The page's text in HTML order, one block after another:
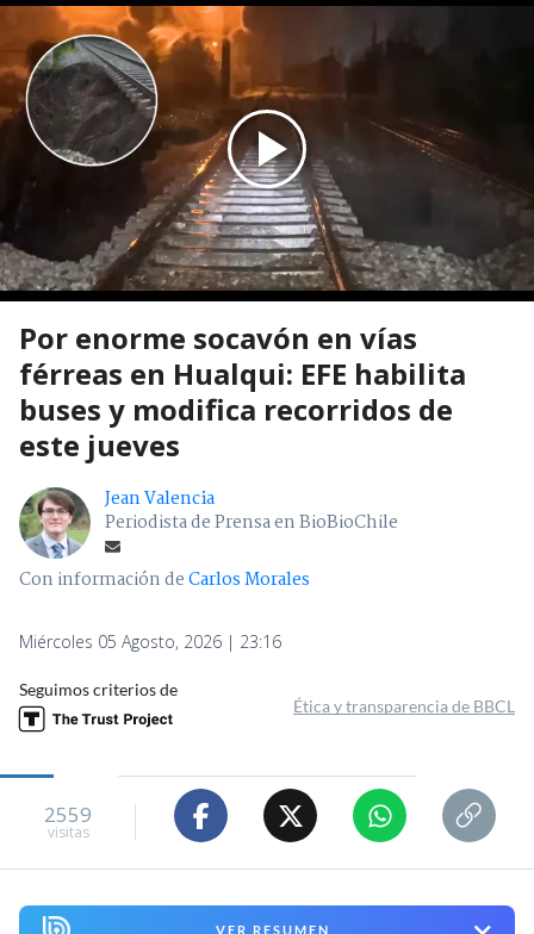
Por enorme socavón en vías
férreas en Hualqui: EFE habilita
buses y modifica recorridos de
este jueves
Jean Valencia
Periodista de Prensa en BioBioChile
Con información deCarlos Morales
Miércoles 05 Agosto, 2026 | 23:16
Seguimos criterios de
Ética y transparencia de BBCL
2559
visitas
VER RESUMEN